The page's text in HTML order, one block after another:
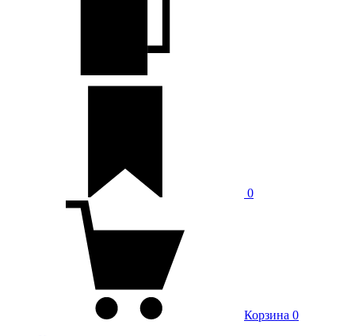
0
Корзина 0